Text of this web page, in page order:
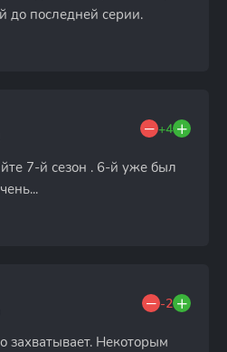
до последней серии.
+4
7-й сезон . 6-й уже был
-2
Некоторым